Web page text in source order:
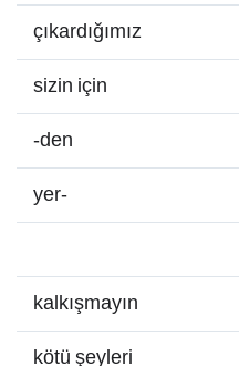
çıkardığımız
sizin için
-den
yer-
kalkışmayın